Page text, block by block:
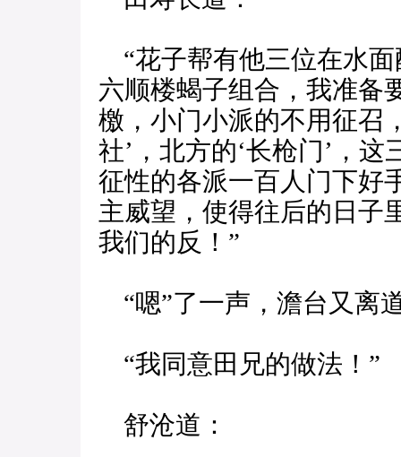
“花子帮有他三位在水
六顺楼蝎子组合，我准备
檄，小门小派的不用征召
社’，北方的‘长枪门’，
征性的各派一百人门下好
主威望，使得往后的日子
我们的反！”
“嗯”了一声，澹台又离
“我同意田兄的做法！”
舒沧道：